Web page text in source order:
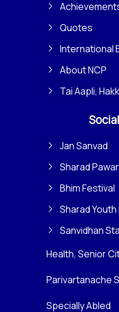
Quotes
International
About NCP
Tai Aapli,
Jan Sanvad
Sharad
Bhim Festival
Sharad
Sanvidhan
Health, Senior
Parivartanache
Specially Abled